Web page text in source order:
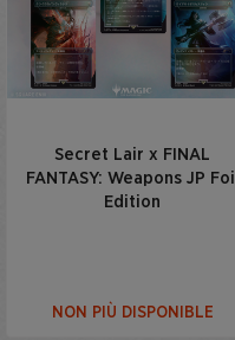
Secret Lair x FINAL
FANTASY: Weapons JP Foil
Edition
NON PIÙ DISPONIBLE